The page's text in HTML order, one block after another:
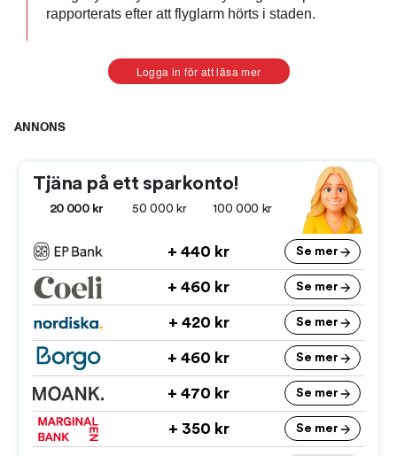
rapporterats efter att flyglarm hörts i staden.
Logga in för att läsa mer
ANNONS